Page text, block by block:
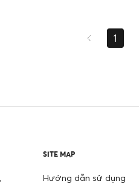
1
SITE MAP
Hướng dẫn sử dụng